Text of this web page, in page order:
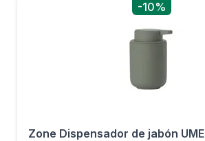
-10%
Zone Dispensador de jabón UME